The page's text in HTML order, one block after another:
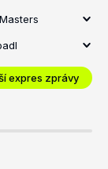
expres zprávy